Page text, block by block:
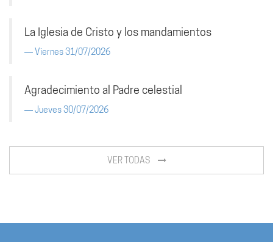
La Iglesia de Cristo y los mandamientos
Viernes 31/07/2026
Agradecimiento al Padre celestial
Jueves 30/07/2026
VER TODAS